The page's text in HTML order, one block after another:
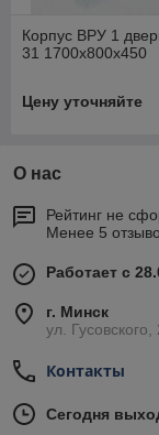
Корпус ВРУ 1
31 1700х800х450
Цену уточняйте
О нас
Рейтинг не
Менее 5
Работает с
г. Минск
ул.
Контакты
Сегодня